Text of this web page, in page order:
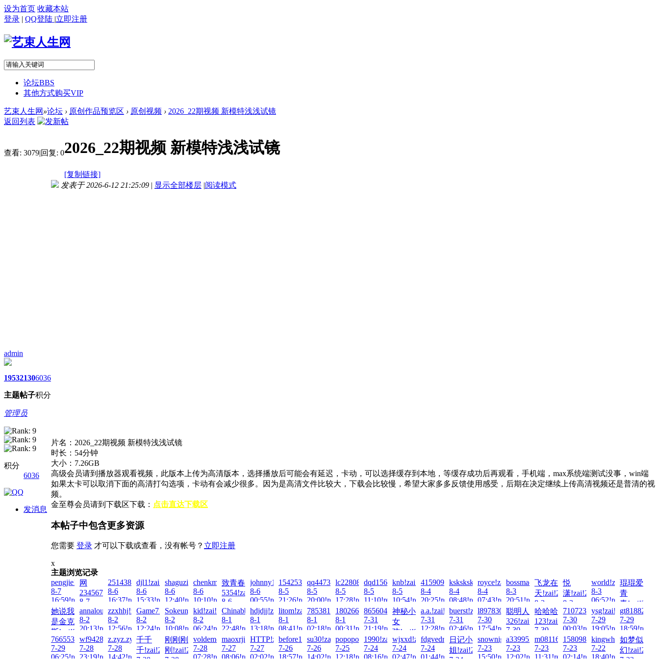
设为首页 收藏本站
登录 | QQ登陆 |立即注册
论坛BBS
其他方式购买VIP
艺束人生网 »论坛 › 原创作品预览区 › 原创视频 › 2026_22期视频 新模特浅浅试镜
返回列表
查看: 3079|回复: 02026_22期视频 新模特浅浅试镜
[复制链接]
admin
1953
主题
2130
帖子
6036
积分
管理员
积分
6036
发消息
发表于 2026-6-12 21:25:09 | 显示全部楼层 |阅读模式
片名：2026_22期视频 新模特浅浅试镜
时长：54分钟
大小：7.26GB
高级会员请到播放器观看视频，此版本上传为高清版本，选择播放后可能会有延迟，卡动，可以选择缓存到本地，等缓存成功后再观看，手机端，max系统端测试没事，win端
如果太卡可以取消下面的高清打勾选项，卡动有会减少很多。因为是高清文件比较大，下载会比较慢，希望大家多多反馈使用感受，后期在决定继续上传高清视频还是普清的视
频。
金至尊会员请到下载区下载： 点击直达下载区
本帖子中包含更多资源
您需要 登录 才可以下载或查看，没有帐号？ 立即注册
x
主题浏览记录
pengjie!zai!2026-
8-7
16:59!read!
网
23456789!zai!2026-
8-7
12:06!read!
2514385417!zai!2026-
8-6
16:37!read!
djl1!zai!2026-
8-6
15:33!read!
shaguzi!zai!2026-
8-6
12:40!read!
chenkm777!zai!2026-
8-6
10:10!read!
致青春
5354!zai!2026-
8-6
02:07!read!
johnny18!zai!2026-
8-6
00:55!read!
1542538255!zai!2026-
8-5
21:26!read!
qq447375477!zai!2026-
8-5
20:00!read!
lc2280832!zai!2026-
8-5
17:28!read!
dqd15627860451!zai!2026-
8-5
11:10!read!
knb!zai!2026-
8-5
10:54!read!
415909209!zai!2026-
8-4
20:25!read!
ksksksksks!zai!2026-
8-4
08:48!read!
royce!zai!2026-
8-4
07:43!read!
bossmadfrog!zai!2026-
8-3
20:51!read!
飞龙在
天!zai!2026-
8-3
18:36!read!
悦
潇!zai!2026-
8-3
14:27!read!
world!zai!2026-
8-3
06:52!read!
琨琨爱
青
青!zai!2026-
8-3
02:50!read!
她说我
是金克
斯!zai!2026-
8-3
01:51!read!
annalou666888!zai!2026-
8-2
20:13!read!
zzxhhj!zai!2026-
8-2
12:56!read!
Game7!zai!2026-
8-2
12:24!read!
Sokeung00!zai!2026-
8-2
10:08!read!
kid!zai!2026-
8-2
06:24!read!
Chinabbs112!zai!2026-
8-1
22:48!read!
hdjdjj!zai!2026-
8-1
13:18!read!
litom!zai!2026-
8-1
08:41!read!
785381577!zai!2026-
8-1
02:18!read!
1802667552!zai!2026-
8-1
00:31!read!
86560416!zai!2026-
7-31
21:19!read!
神秘小
女
孩!zai!2026-
7-31
20:43!read!
a.a.!zai!2026-
7-31
12:28!read!
buerst!zai!2026-
7-31
02:46!read!
l897830689!zai!2026-
7-30
17:54!read!
聪明人
326!zai!2026-
7-30
17:32!read!
哈哈哈
123!zai!2026-
7-30
01:28!read!
71072325!zai!2026-
7-30
00:03!read!
ysg!zai!2026-
7-29
19:05!read!
7-29
18:59!read!
7665538!zai!2026-
7-29
06:25!read!
wf942858892!zai!2026-
7-28
23:19!read!
z.zyz.zyz.zy!zai!2026-
7-28
14:42!read!
千千
千!zai!2026-
刚刚刚
刚!zai!2026-
voldemort!zai!2026-
7-28
07:28!read!
maoxrji!zai!2026-
7-27
08:06!read!
HTTP!zai!2026-
7-27
02:02!read!
before10!zai!2026-
7-26
18:57!read!
su30!zai!2026-
7-26
14:02!read!
popopopopopo!zai!2026-
7-25
12:18!read!
1990!zai!2026-
7-24
08:16!read!
wjxxd!zai!2026-
7-24
02:47!read!
fdgvedrftgbveds!zai!2026-
7-24
01:44!read!
日记小
姐!zai!2026-
snownight!zai!2026-
7-23
15:50!read!
a3399521!zai!2026-
7-23
12:02!read!
m081163!zai!2026-
7-23
11:31!read!
15809842345!zai!2026-
7-23
02:14!read!
kingwhole!zai!2026-
7-22
18:40!read!
如梦似
幻!zai!2026-